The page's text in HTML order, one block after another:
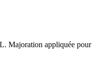
Majoration appliquée pour